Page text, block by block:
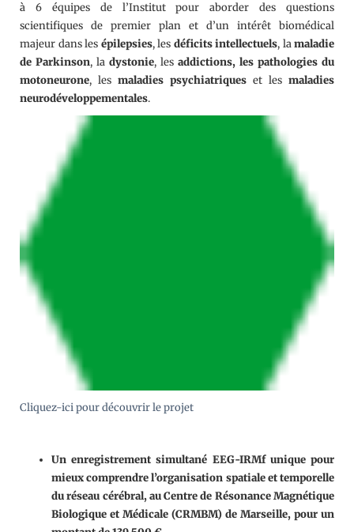
à 6 équipes de l’Institut pour aborder des questions
scientifiques de premier plan et d’un intérêt biomédical
majeur dans les épilepsies, les déficits intellectuels, lamaladie
de Parkinson, la dystonie, les addictions, les pathologies du
motoneurone, les maladies psychiatriques et les maladies
neurodéveloppementales.
Cliquez-ici pour découvrir le projet
Un enregistrement simultané EEG-IRMf unique pour
mieux comprendre l’organisation spatiale et temporelle
du réseau cérébral, au Centre de Résonance Magnétique
Biologique et Médicale (CRMBM) de Marseille, pour un